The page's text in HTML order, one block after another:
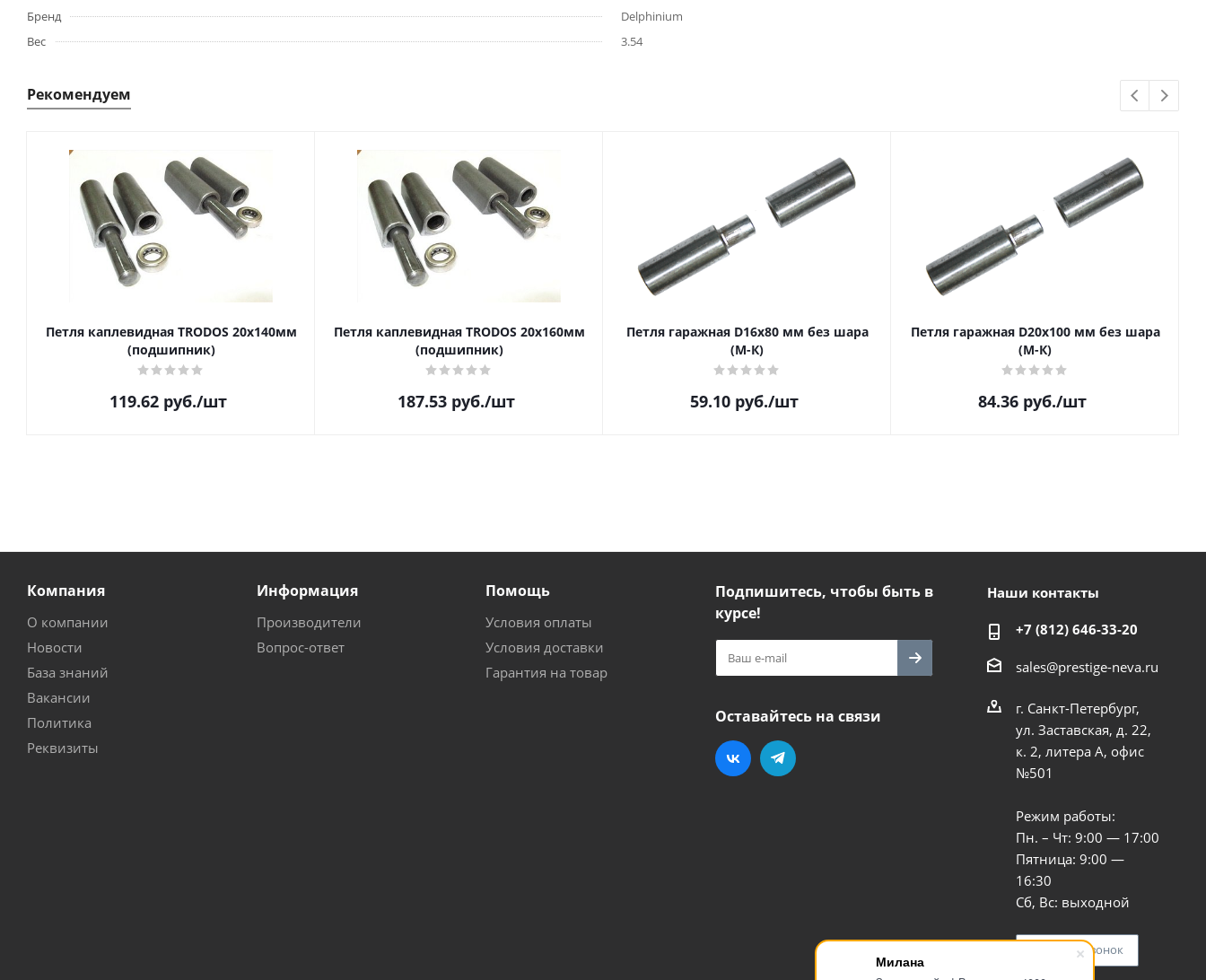
Милана
Бренд
Delphinium
Вес
3.54
Рекомендуем
Петля каплевидная TRODOS 20х140мм
(подшипник)
119.62руб./шт
Петля каплевидная TRODOS 20х160мм
(подшипник)
187.53руб./шт
Петля гаражная D16х80 мм без шара
(М-К)
59.10руб./шт
Петля гаражная D20х100 мм без шара
(М-К)
84.36руб./шт
Компания
О компании
Новости
База знаний
Вакансии
Политика
Реквизиты
Информация
Производители
Вопрос-ответ
Помощь
Условия оплаты
Условия доставки
Гарантия на товар
Подпишитесь, чтобы быть в
курсе!
Оставайтесь на связи
Наши контакты
+7 (812) 646-33-20
sales@prestige-neva.ru
г. Санкт-Петербург,
ул. Заставская, д. 22,
к. 2, литера А, офис
№501
Режим работы:
Пн. – Чт: 9:00 — 17:00
Пятница: 9:00 —
16:30
Сб, Вс: выходной
Заказать звонок